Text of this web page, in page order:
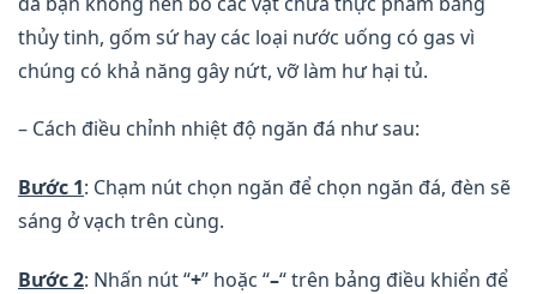
thủy tinh, gốm sứ hay các loại nước uống có gas vì
chúng có khả năng gây nứt, vỡ làm hư hại tủ.
– Cách điều chỉnh nhiệt độ ngăn đá như sau:
Bước 1: Chạm nút chọn ngăn để chọn ngăn đá, đèn sẽ
sáng ở vạch trên cùng.
Bước 2: Nhấn nút “+” hoặc “–“ trên bảng điều khiển để